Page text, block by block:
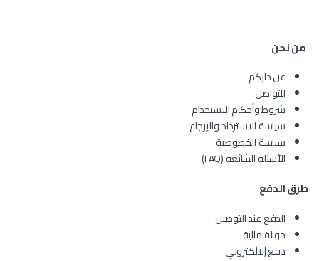
من نحن
عن داركم
للتواصل
شروط وأحكام الاستخدام
سياسة الاسترداد والإرجاع
سياسة الخصوصية
الأسئلة الشائعة (FAQ)
طرق الدفع
الدفع عند التوصيل
حوالة مالية
دفع إلالكتروني